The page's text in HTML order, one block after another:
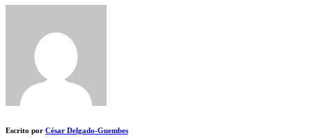
Escrito por César Delgado-Guembes